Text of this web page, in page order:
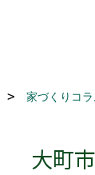
家づくりコラ
大町